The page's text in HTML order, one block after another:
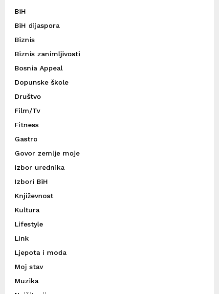
BiH
BiH dijaspora
Biznis
Biznis zanimljivosti
Bosnia Appeal
Dopunske škole
Društvo
Film/Tv
Fitness
Gastro
Govor zemlje moje
Izbor urednika
Izbori BiH
Književnost
Kultura
Lifestyle
Link
Ljepota i moda
Moj stav
Muzika